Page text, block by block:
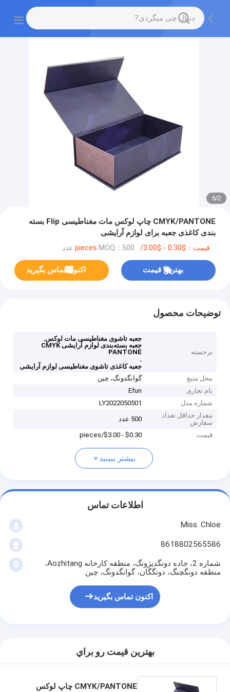
2
/
6
CMYK/PANTONE چاپ لوکس مات مغناطیسی Flip بسته
بندی کاغذی جعبه برای لوازم آرایشی
قیمت：$0.30 - $3.00/pieces MOQ：500 عدد
بهترین قیمت اکنون تماس بگیرید
توضیحات محصول
برجسته
جعبه تاشوی مغناطیسی مات لوکس,
جعبه بسته‌بندی لوازم آرایشی CMYK
PANTONE
,
جعبه کاغذی تاشوی مغناطیسی لوازم آرایشی
محل منبع
گوانگدونگ، چین
نام تجاری
Efun
شماره مدل
LY2022050501
مقدار حداقل تعداد
سفارش
500 عدد
قیمت $0.30 - $3.00/pieces
بیشتر ببینید
اطلاعات تماس
Miss. Chloe
8618802565586
شماره 2، جاده دونگدیژونگ، منطقه کارخانه Aozhitang،
منطقه دونگچنگ، دونگگان، گوانگدونگ، چین
اکنون تماس بگیرید
بهترين قيمت رو براي
CMYK/PANTONE چاپ لوکس